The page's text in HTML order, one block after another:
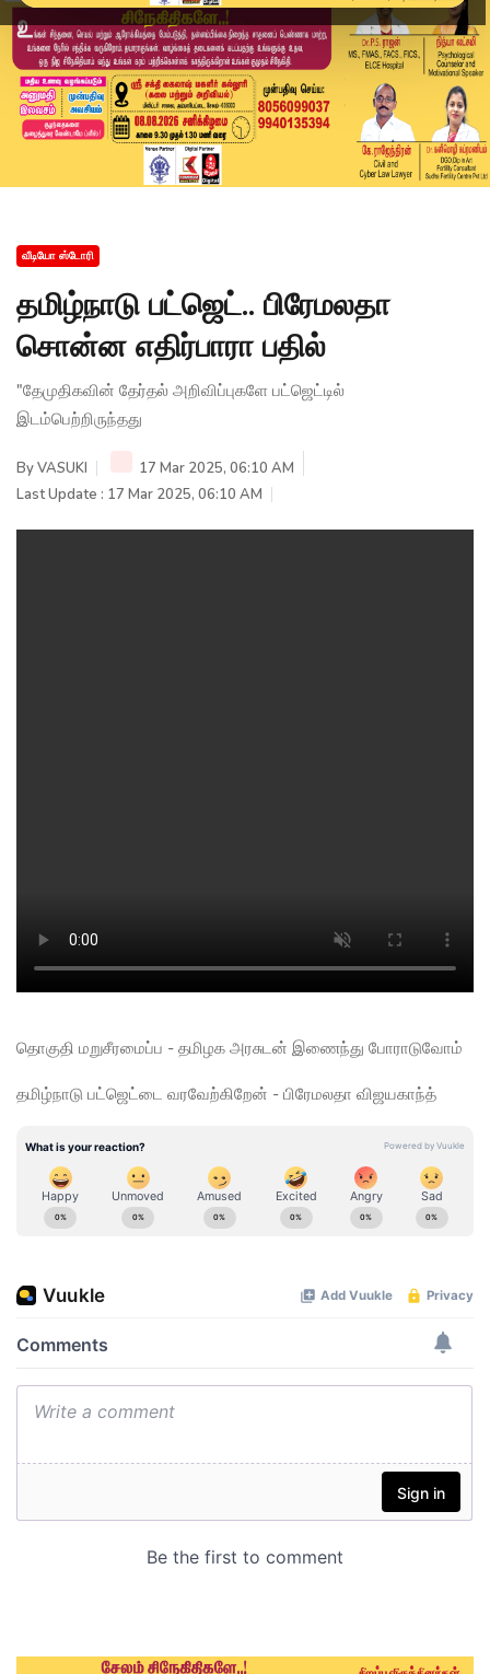
வீடியோ ஸ்டோரி
தமிழ்நாடு பட்ஜெட்.. பிரேமலதா
சொன்ன எதிர்பாரா பதில்
"தேமுதிகவின் தேர்தல் அறிவிப்புகளே பட்ஜெட்டில்
இடம்பெற்றிருந்தது
ByVASUKI
17 Mar 2025, 06:10 AM
Last Update : 17 Mar 2025, 06:10 AM
தொகுதி மறுசீரமைப்ப - தமிழக அரசுடன் இணைந்து போராடுவோம்
தமிழ்நாடு பட்ஜெட்டை வரவேற்கிறேன் - பிரேமலதா விஜயகாந்த்